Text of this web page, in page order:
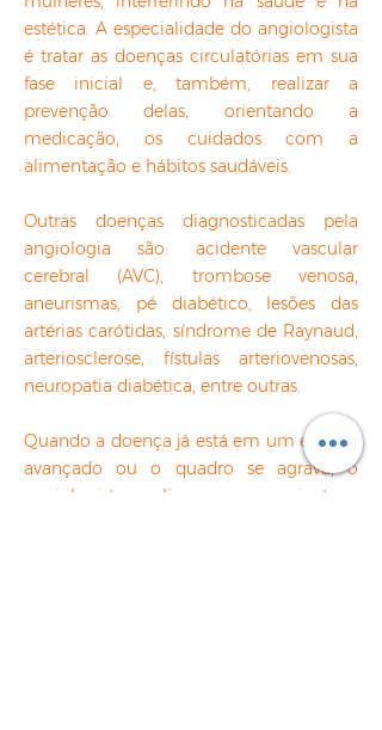
estética. A especialidade do angiologista
é tratar as doenças circulatórias em sua
fase inicial e, também, realizar a
prevenção delas, orientando a
medicação, os cuidados com a
alimentação e hábitos saudáveis.
Outras doenças diagnosticadas pela
angiologia são: acidente vascular
cerebral (AVC), trombose venosa,
aneurismas, pé diabético, lesões das
artérias carótidas, síndrome de Raynaud,
arteriosclerose, fístulas arteriovenosas,
neuropatia diabética, entre outras.
Quando a doença já está em um estágio
avançado ou o quadro se agrava, o
angiologista avalia o caso e orienta a